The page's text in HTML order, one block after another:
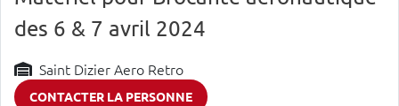
des 6 & 7 avril 2024
Saint Dizier Aero Retro
CONTACTER LA PERSONNE